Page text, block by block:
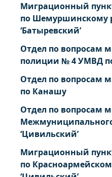
Миграционный
по Шемуршинскому
‘Батыревский’
Отдел по вопросам
полиции № 4 УМВД
Отдел по вопросам
по Канашу
Отдел по вопросам
‘Цивильский’
Миграционный
по